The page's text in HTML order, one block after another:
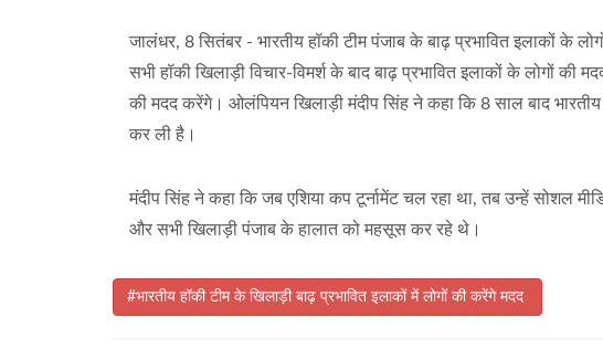
जालंधर, 8 सितंबर - भारतीय हॉकी टीम पंजाब के बाढ़ प्रभावित इलाकों के
सभी हॉकी खिलाड़ी विचार-विमर्श के बाद बाढ़ प्रभावित इलाकों के
की मदद करेंगे। ओलंपियन खिलाड़ी मंदीप सिंह ने कहा कि 8 साल बाद
कर ली है।
मंदीप सिंह ने कहा कि जब एशिया कप टूर्नामेंट चल रहा था, तब उन्हें सोशल
और सभी खिलाड़ी पंजाब के हालात को महसूस कर रहे थे।
#भारतीय हॉकी टीम के खिलाड़ी बाढ़ प्रभावित इलाकों में लोगों की करेंगे मदद